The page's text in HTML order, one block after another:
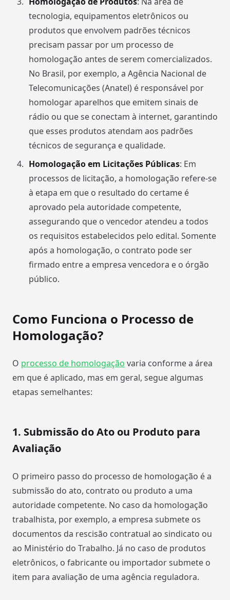
tecnologia, equipamentos eletrônicos ou
produtos que envolvem padrões técnicos
precisam passar por um processo de
homologação antes de serem comercializados.
No Brasil, por exemplo, a Agência Nacional de
Telecomunicações (Anatel) é responsável por
homologar aparelhos que emitem sinais de
rádio ou que se conectam à internet, garantindo
que esses produtos atendam aos padrões
técnicos de segurança e qualidade.
Homologação em Licitações Públicas: Em
processos de licitação, a homologação refere-se
à etapa em que o resultado do certame é
aprovado pela autoridade competente,
assegurando que o vencedor atendeu a todos
os requisitos estabelecidos pelo edital. Somente
após a homologação, o contrato pode ser
firmado entre a empresa vencedora e o órgão
público.
Como Funciona o Processo de
Homologação?
O processo de homologação varia conforme a área
em que é aplicado, mas em geral, segue algumas
etapas semelhantes:
1. Submissão do Ato ou Produto para
Avaliação
O primeiro passo do processo de homologação é a
submissão do ato, contrato ou produto a uma
autoridade competente. No caso da homologação
trabalhista, por exemplo, a empresa submete os
documentos da rescisão contratual ao sindicato ou
ao Ministério do Trabalho. Já no caso de produtos
eletrônicos, o fabricante ou importador submete o
item para avaliação de uma agência reguladora.